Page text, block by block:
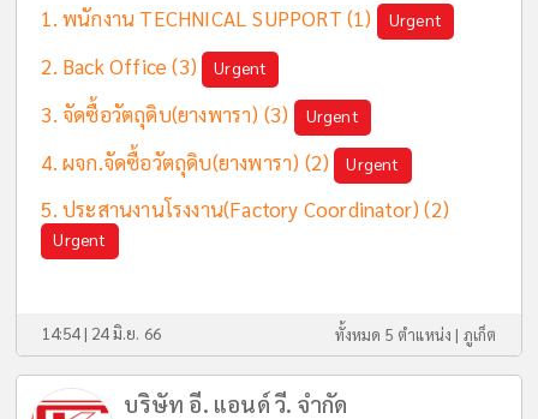
พนักงาน TECHNICAL SUPPORT (1) Urgent
Back Office(3) Urgent
จัดซื้อวัตถุดิบ(ยางพารา) (3) Urgent
ผจก.จัดซื้อวัตถุดิบ(ยางพารา) (2) Urgent
ประสานงานโรงงาน(Factory Coordinator) (2)
Urgent
14:54 | 24 มิ.ย. 66 ทั้งหมด 5 ตำแหน่ง | ภูเก็ต
บริษัท อี. แอนด์ วี. จำกัด